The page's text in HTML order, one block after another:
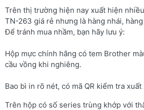
Trên thị trường hiện nay xuất hiện
TN-263 giá rẻ nhưng là hàng nhái,
Để tránh mua nhầm, bạn hãy lưu ý:
Hộp mực chính hãng có tem Brother
cầu vồng khi nghiêng.
Bao bì in rõ nét, có mã QR kiểm tra xuất
Trên hộp có số series trùng khớp với